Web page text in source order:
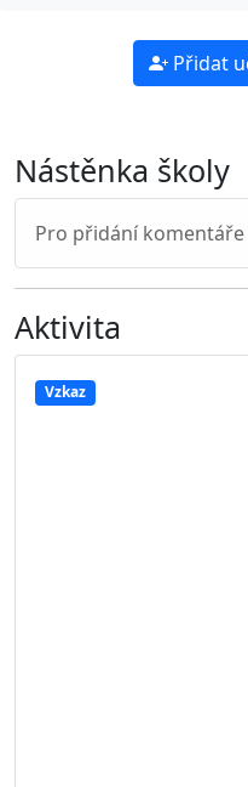
Přidat
Nástěnka školy
Pro přidání
Aktivita
Vzkaz